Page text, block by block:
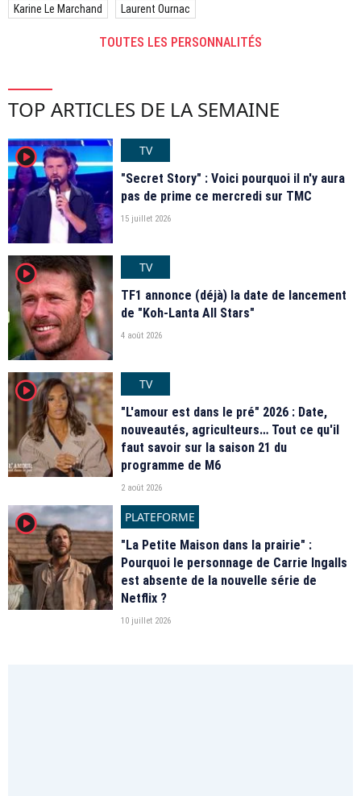
Karine Le Marchand Laurent Ournac
TOUTES LES PERSONNALITÉS
TOP ARTICLES DE LA SEMAINE
player2
TV
"Secret Story" : Voici pourquoi il n'y aura
pas de prime ce mercredi sur TMC
15 juillet 2026
player2
TV
TF1 annonce (déjà) la date de lancement
de "Koh-Lanta All Stars"
4 août 2026
player2
TV
"L'amour est dans le pré" 2026 : Date,
nouveautés, agriculteurs… Tout ce qu'il
faut savoir sur la saison 21 du
programme de M6
2 août 2026
player2
PLATEFORME
"La Petite Maison dans la prairie" :
Pourquoi le personnage de Carrie Ingalls
est absente de la nouvelle série de
Netflix ?
10 juillet 2026